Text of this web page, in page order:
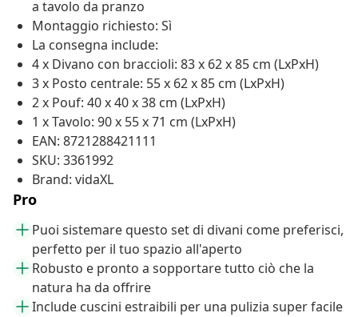
a tavolo da pranzo
Montaggio richiesto: Sì
La consegna include:
4 x Divano con braccioli: 83 x 62 x 85 cm (LxPxH)
3 x Posto centrale: 55 x 62 x 85 cm (LxPxH)
2 x Pouf: 40 x 40 x 38 cm (LxPxH)
1 x Tavolo: 90 x 55 x 71 cm (LxPxH)
EAN: 8721288421111
SKU: 3361992
Brand: vidaXL
Pro
Puoi sistemare questo set di divani come preferisci,
perfetto per il tuo spazio all'aperto
Robusto e pronto a sopportare tutto ciò che la
natura ha da offrire
Include cuscini estraibili per una pulizia super facile